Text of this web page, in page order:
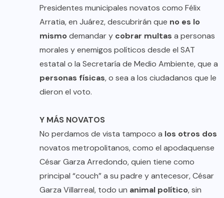
Presidentes municipales novatos como Félix
Arratia, en Juárez, descubrirán que no es lo
mismodemandar y cobrar multas a personas
morales y enemigos políticos desde el SAT
estatal o la Secretaría de Medio Ambiente, que a
personas físicas, o sea a los ciudadanos que le
dieron el voto.
Y MÁS NOVATOS
No perdamos de vista tampoco a los otros dos
novatos metropolitanos, como el apodaquense
César Garza Arredondo, quien tiene como
principal “couch” a su padre y antecesor, César
Garza Villarreal, todo un animal político, sin